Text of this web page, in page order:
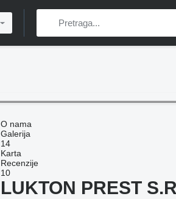
O nama
Galerija
14
Karta
Recenzije
10
LUKTON PREST